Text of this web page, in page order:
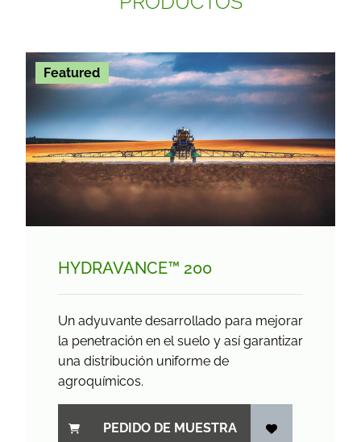
Featured
HYDRAVANCE™ 200
Un adyuvante desarrollado para mejorar
la penetración en el suelo y así garantizar
una distribución uniforme de
agroquímicos.
PEDIDO DE MUESTRA